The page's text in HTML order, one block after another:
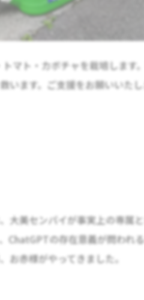
マト・カボチャを栽培します
ます。ご支援をお願いいたし
大美センパイが事実上の専属
ChatGPTの存在意義が問われ
お赤様がやってきました。